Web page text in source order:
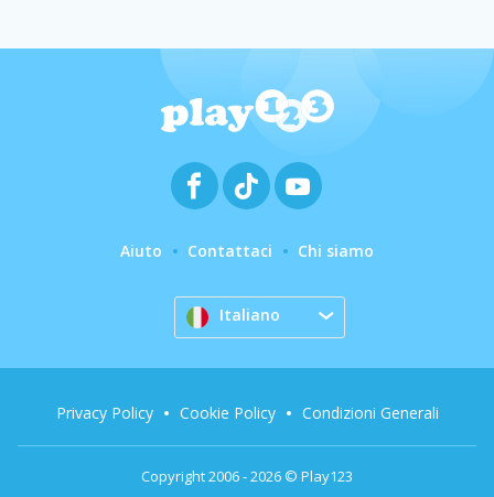
Aiuto Contattaci Chi siamo
Italiano
Copyright 2006 - 2026 © Play123
Privacy Policy Cookie Policy Condizioni Generali